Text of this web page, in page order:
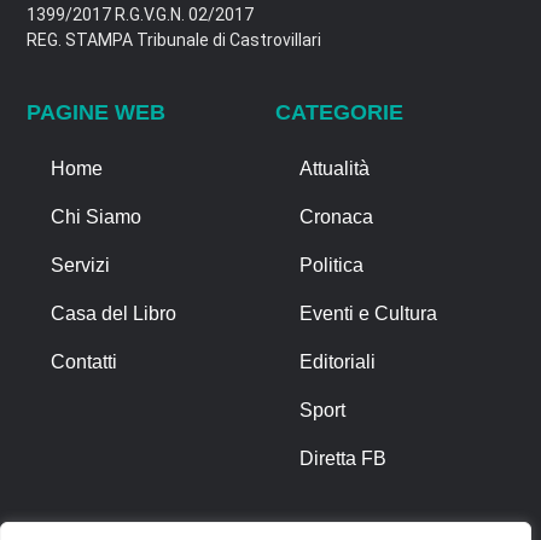
1399/2017 R.G.V.G.N. 02/2017
REG. STAMPA Tribunale di Castrovillari
PAGINE WEB
Home
Chi Siamo
Servizi
Casa del Libro
Contatti
CATEGORIE
Attualità
Cronaca
Politica
Eventi e Cultura
Editoriali
Sport
Diretta FB